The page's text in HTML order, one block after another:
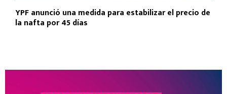
YPF anunció una medida para estabilizar el precio de
la nafta por 45 días